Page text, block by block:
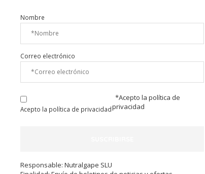
Nombre
Correo electrónico
Acepto la política de privacidad
*Acepto la política de
privacidad
Responsable: Nutralgape SLU